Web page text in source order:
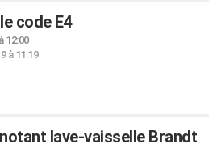
code E4
12:00
à 11:19
lave-vaisselle Brandt